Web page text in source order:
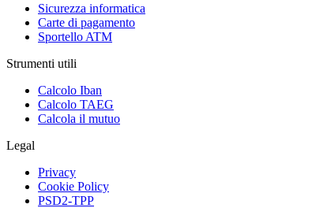
Sicurezza informatica
Carte di pagamento
Sportello ATM
Strumenti utili
Calcolo Iban
Calcolo TAEG
Calcola il mutuo
Legal
Privacy
Cookie Policy
PSD2-TPP